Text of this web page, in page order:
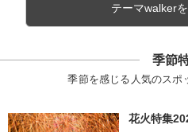
テーマwalker
季節
季節を感じる人気のスポ
花火特集